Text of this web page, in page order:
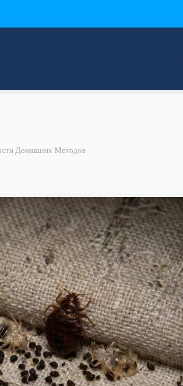
Домашних Методов